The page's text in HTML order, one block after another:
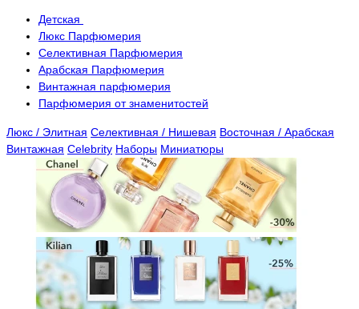
Детская
Люкс Парфюмерия
Селективная Парфюмерия
Арабская Парфюмерия
Винтажная парфюмерия
Парфюмерия от знаменитостей
Люкс / Элитная Селективная / Нишевая Восточная / Арабская
Винтажная Celebrity Наборы Миниатюры